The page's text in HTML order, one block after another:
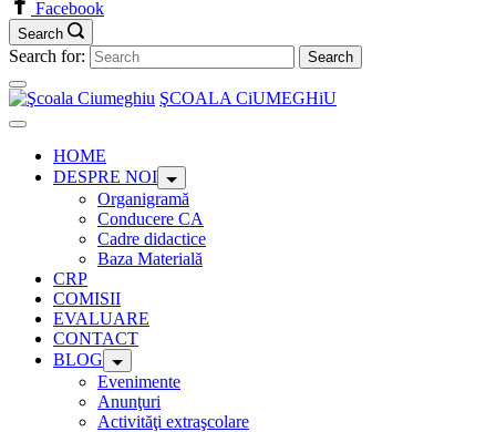
Facebook
Search
Search for:
ŞCOALA CiUMEGHiU
HOME
DESPRE NOI
Organigramă
Conducere CA
Cadre didactice
Baza Materială
CRP
COMISII
EVALUARE
CONTACT
BLOG
Evenimente
Anunţuri
Activităţi extraşcolare